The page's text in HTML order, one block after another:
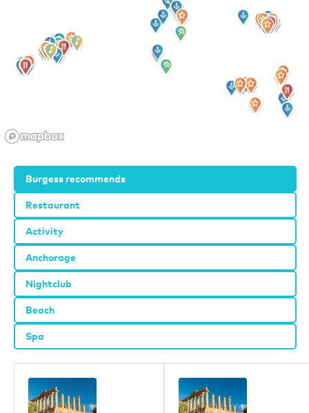
Burgess recommends
Restaurant
Activity
Anchorage
Nightclub
Beach
Spa